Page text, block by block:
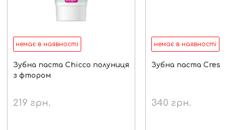
немає в наявності
Зубна паста Chicco полуниця
з фтором
219 грн.
немає в наявності
Зубна паста
340 грн.